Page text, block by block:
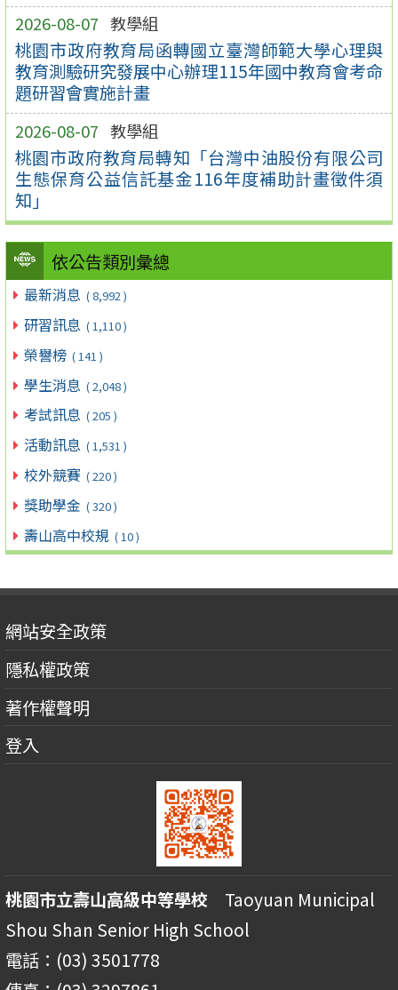
2026-08-07 教學組
桃園市政府教育局函轉國立臺灣師範大學心理與
教育測驗研究發展中心辦理115年國中教育會考命
題研習會實施計畫
2026-08-07 教學組
桃園市政府教育局轉知「台灣中油股份有限公司
生態保育公益信託基金116年度補助計畫徵件須
知」
依公告類別彙總
最新消息 ( 8,992 )
研習訊息 ( 1,110 )
榮譽榜 ( 141 )
學生消息 ( 2,048 )
考試訊息 ( 205 )
活動訊息 ( 1,531 )
校外競賽 ( 220 )
獎助學金 ( 320 )
壽山高中校規 ( 10 )
網站安全政策
隱私權政策
著作權聲明
登入
桃園市立壽山高級中等學校 Taoyuan Municipal
Shou Shan Senior High School
電話：(03) 3501778